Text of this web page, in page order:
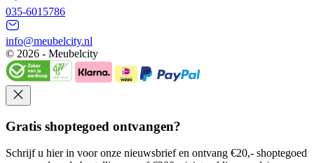
035-6015786
info@meubelcity.nl
© 2026 - Meubelcity
Gratis shoptegoed ontvangen?
Schrijf u hier in voor onze nieuwsbrief en ontvang €20,- shoptegoed